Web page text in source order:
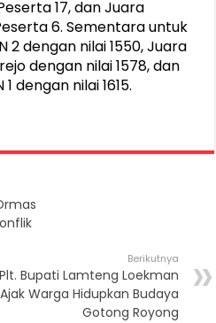
17, dan Juara
6. Sementara untuk
2 dengan nilai 1550, Juara
dengan nilai 1578, dan
dengan nilai 1615.
Berikutnya
Plt. Bupati Lamteng Loekman
Ajak Warga Hidupkan Budaya
Gotong Royong